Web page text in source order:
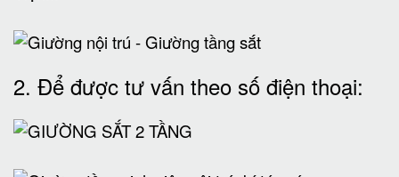
2. Để được tư vấn theo số điện thoại: